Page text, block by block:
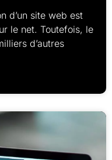
d’un site web est
le net. Toutefois, le
d’autres